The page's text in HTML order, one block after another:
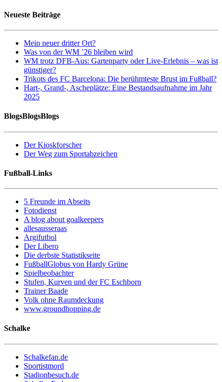
Neueste Beiträge
Mein neuer dritter Ort?
Was von der WM ’26 bleiben wird
WM trotz DFB-Aus: Gartenparty oder Live-Erlebnis – was ist
günstiger?
Trikots des FC Barcelona: Die berühmteste Brust im Fußball?
Hart-, Grand-, Ascheplätze: Eine Bestandsaufnahme im Jahr
2025
BlogsBlogsBlogs
Der Kioskforscher
Der Weg zum Sportabzeichen
Fußball-Links
5 Freunde im Abseits
Fotodienst
A blog about goalkeepers
allesausseraas
Argifutbol
Der Libero
Die derbste Statistikseite
FußballGlobus von Hardy Grüne
Spielbeobachter
Stufen, Kurven und der FC Eschborn
Trainer Baade
Volk ohne Raumdeckung
www.groundhopping.de
Schalke
Schalkefan.de
Sportistmord
Stadionbesuch.de